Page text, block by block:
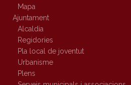
Mapa
Ajuntament
Alcaldia
Regidories
Pla local de joventut
Urbanisme
Plens